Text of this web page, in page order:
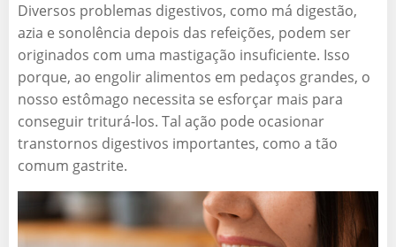
Diversos problemas digestivos, como má digestão,
azia e sonolência depois das refeições, podem ser
originados com uma mastigação insuficiente. Isso
porque, ao engolir alimentos em pedaços grandes, o
nosso estômago necessita se esforçar mais para
conseguir triturá-los. Tal ação pode ocasionar
transtornos digestivos importantes, como a tão
comum gastrite.